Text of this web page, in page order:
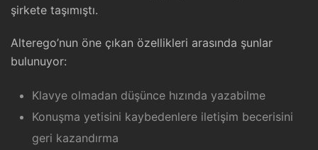
şirkete taşımıştı.
Alterego’nun öne çıkan özellikleri arasında şunlar
bulunuyor:
Klavye olmadan düşünce hızında yazabilme
Konuşma yetisini kaybedenlere iletişim becerisini
geri kazandırma